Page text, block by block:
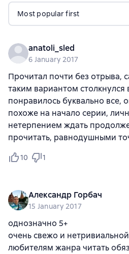
Most popular first
anatoli_sled
6 January 2017
Прочитал почти без отрыва,
таким вариантом столкнулся
понравилось буквально все,
похоже на начало серии,
нетерпением ждать
прочитать, равнодушными
10 1
Александр Горбач
15 January 2017
однозначно 5+
очень свежо и нетривиальной
любителям жанра читать